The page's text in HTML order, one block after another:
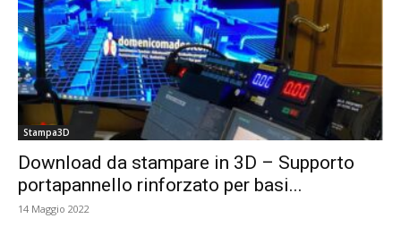
Stampa3D
Download da stampare in 3D – Supporto
portapannello rinforzato per basi...
14 Maggio 2022